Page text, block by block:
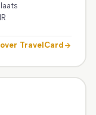
TravelCard